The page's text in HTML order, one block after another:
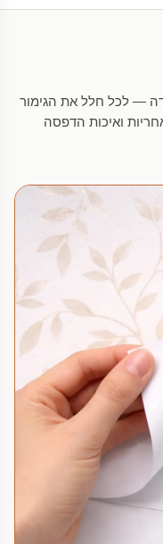
— לכל חלל את הגימור
ואיכות הדפסה